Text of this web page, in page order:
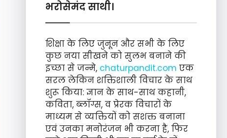
भरोसेमंद साथी।
शिक्षा के लिए जुनून और सभी के लिए
कुछ नया सीखने को सुलभ बनाने की
इच्छा से जन्मे, chaturpandit.com एक
सरल लेकिन शक्तिशाली विचार के साथ
शुरू किया: ज्ञान के साथ-साथ कहानी,
कविता, ब्लॉग्स, व प्रेरक विचारों के
माध्यम से व्यक्तियों को सशक्त बनाना
एवं उनका मनोरंजन भी करना है, फिर